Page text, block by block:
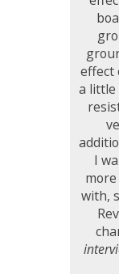
effect
a little
I
with,